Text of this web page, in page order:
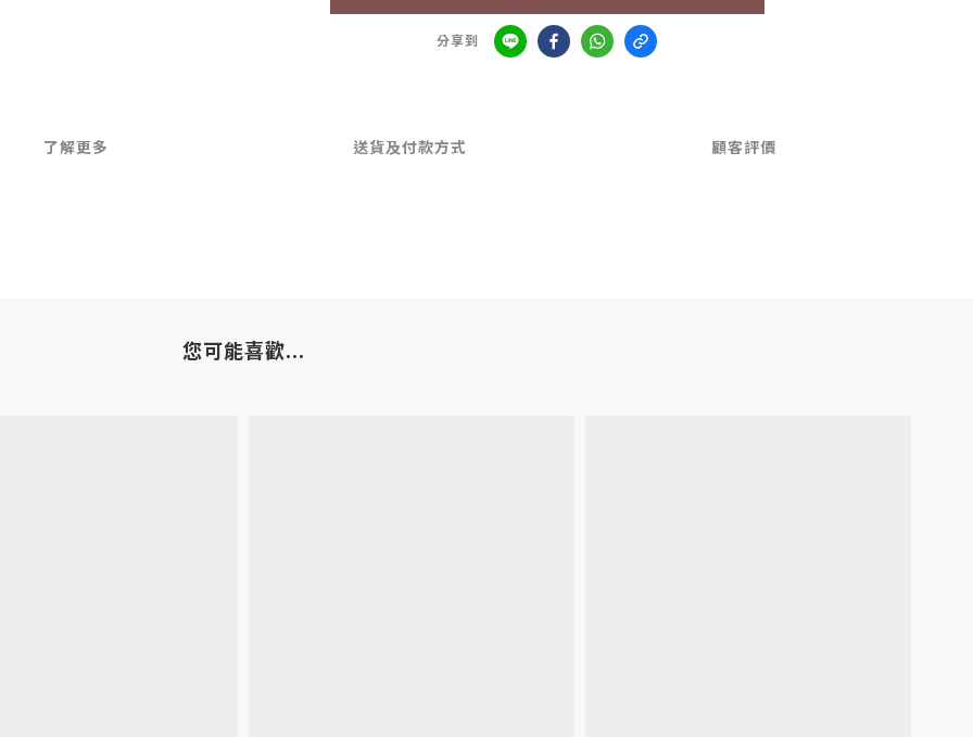
分享到
了解更多 送貨及付款方式 顧客評價
您可能喜歡...